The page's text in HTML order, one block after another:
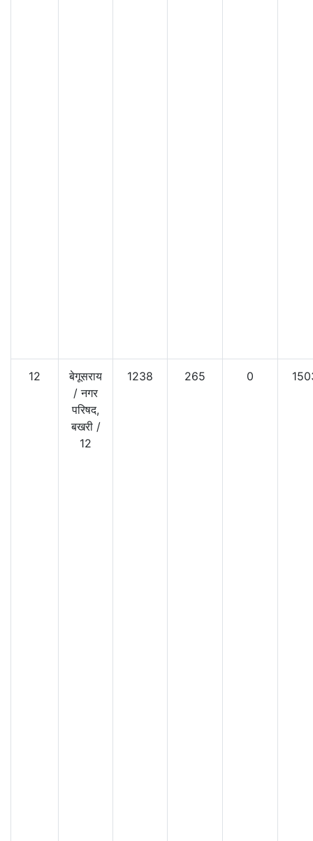
12
बेगूसराय
/नगर
परिषद,
बखरी /
12
1238 265 0